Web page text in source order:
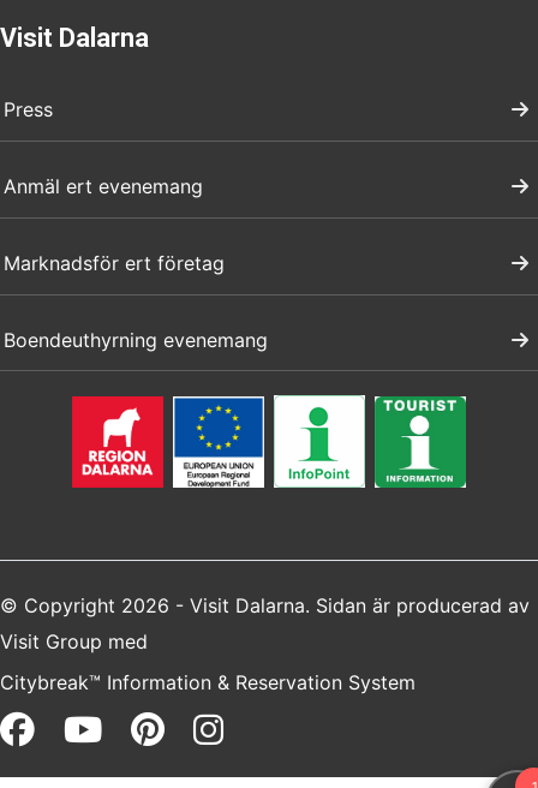
Visit Dalarna
Press
Anmäl ert evenemang
Marknadsför ert företag
Boendeuthyrning evenemang
© Copyright 2026 - Visit Dalarna. Sidan är producerad av
Visit Group med
Citybreak™ Information & Reservation System
Facebook (opens in a new
Youtube (opens in a new
Pinterest (opens in a
Instagram (opens